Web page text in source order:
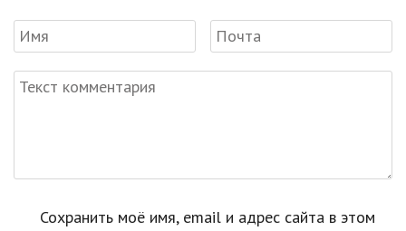
Сохранить моё имя, email и адрес сайта в этом